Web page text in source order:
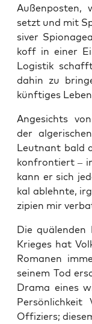
Außen­pos­ten,
setzt und mit
si­ver
koff in einer
Logis­tik
dahin zu
künf­ti­ges
Ange­sichts
der
Leut­nant bald
kon­fron­tiert –
kann er sich
kal ablehn­te,
zi­pi­en mir
Die quä­len­den
Krie­ges hat
Roma­nen
sei­nem Tod
Dra­ma eines
Per­sön­lich­keit
Offi­ziers;